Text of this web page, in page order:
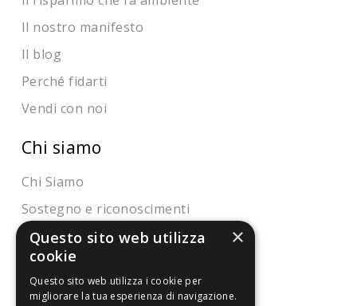
Il nostro manifesto
Il blog
Perché fidarti
Vendi con noi
Chi siamo
Chi Siamo
Sostegno e riconoscimenti
Servizio clienti
FAQ
×
Questo sito web utilizza
cookie
Questo sito web utilizza i cookie per
migliorare la tua esperienza di navigazione.